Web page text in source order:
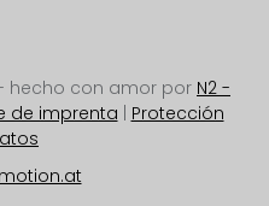
hecho con amor por N2 -
de imprenta
Protección